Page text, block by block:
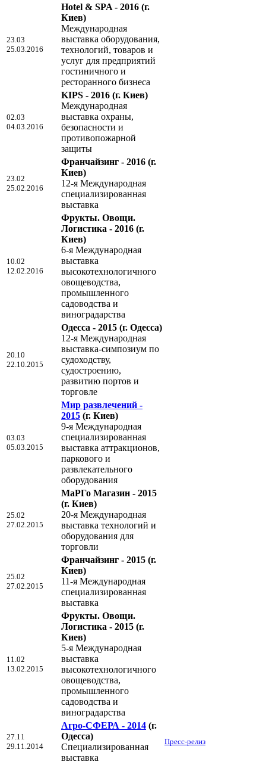
23.03
25.03.2016
Hotel & SPA - 2016 (г.
Киев)
Международная
выставка оборудования,
технологий, товаров и
услуг для предприятий
гостиничного и
ресторанного бизнеса
02.03
04.03.2016
KIPS - 2016 (г. Киев)
Международная
выставка охраны,
безопасности и
противопожарной
защиты
23.02
25.02.2016
Франчайзинг - 2016 (г.
Киев)
12-я Международная
специализированная
выставка
10.02
12.02.2016
Фрукты. Овощи.
Логистика - 2016 (г.
Киев)
6-я Международная
выставка
высокотехнологичного
овощеводства,
промышленного
садоводства и
виноградарства
20.10
22.10.2015
Одесса - 2015 (г. Одесса)
12-я Международная
выставка-симпозиум по
судоходству,
судостроению,
развитию портов и
торговле
03.03
05.03.2015
Мир развлечений -
2015 (г. Киев)
9-я Международная
специализированная
выставка аттракционов,
паркового и
развлекательного
оборудования
25.02
27.02.2015
МаРГо Магазин - 2015
(г. Киев)
20-я Международная
выставка технологий и
оборудования для
торговли
25.02
27.02.2015
Франчайзинг - 2015 (г.
Киев)
11-я Международная
специализированная
выставка
11.02
13.02.2015
Фрукты. Овощи.
Логистика - 2015 (г.
Киев)
5-я Международная
выставка
высокотехнологичного
овощеводства,
промышленного
садоводства и
виноградарства
27.11
29.11.2014
Агро-СФЕРА - 2014 (г.
Одесса)
Специализированная
выставка
Пресс-релиз